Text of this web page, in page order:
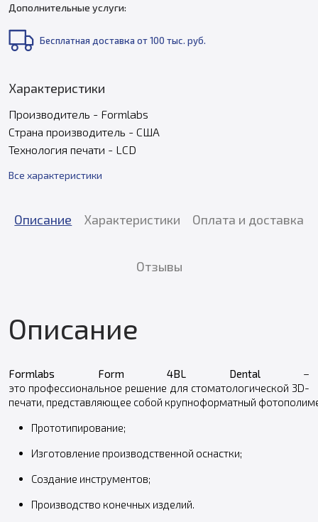
Дополнительные услуги:
Бесплатная доставка от 100 тыс. руб.
Характеристики
Производитель - Formlabs
Страна производитель - США
Технология печати - LCD
Все характеристики
Описание Характеристики Оплата и доставка
Отзывы
Описание
Formlabs Form 4BL Dental –
это профессиональное решение для стоматологической 3D-
печати, представляющее собой крупноформатный
Прототипирование;
Изготовление производственной оснастки;
Создание инструментов;
Производство конечных изделий.